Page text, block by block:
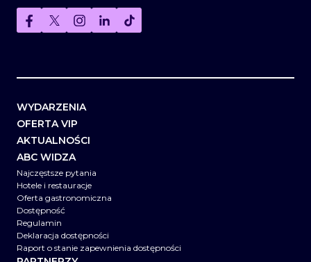
WYDARZENIA
OFERTA VIP
AKTUALNOŚCI
ABC WIDZA
Najczęstsze pytania
Hotele i restauracje
Oferta gastronomiczna
Dostępność
Regulamin
Deklaracja dostępności
Raport o stanie zapewnienia dostępności